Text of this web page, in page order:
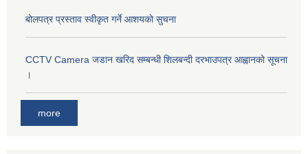
बोलपत्र प्रस्ताव स्वीकृत गर्ने आशयको सुचना
CCTV Camera जडान खरिद सम्बन्धी शिलबन्दी दरभाउपत्र आह्वानको सूचना
।
more